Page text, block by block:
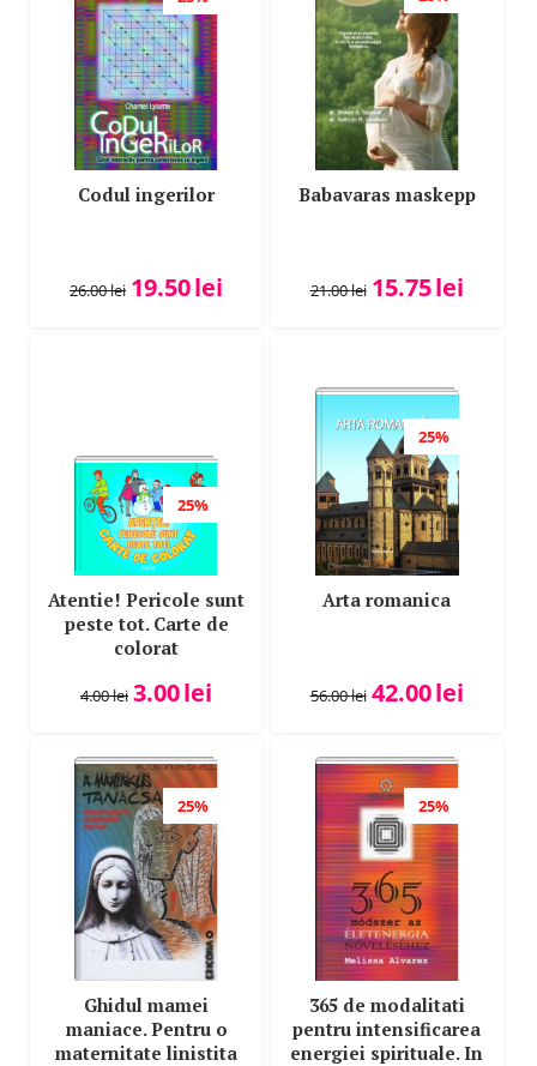
Codul ingerilor
26.00lei 19.50lei
Babavaras maskepp
21.00lei 15.75lei
25%
Atentie! Pericole sunt
peste tot. Carte de
colorat
4.00lei 3.00lei
25%
Arta romanica
56.00lei 42.00lei
25%
Ghidul mamei
maniace. Pentru o
maternitate linistita
25%
365 de modalitati
pentru intensificarea
energiei spirituale. In